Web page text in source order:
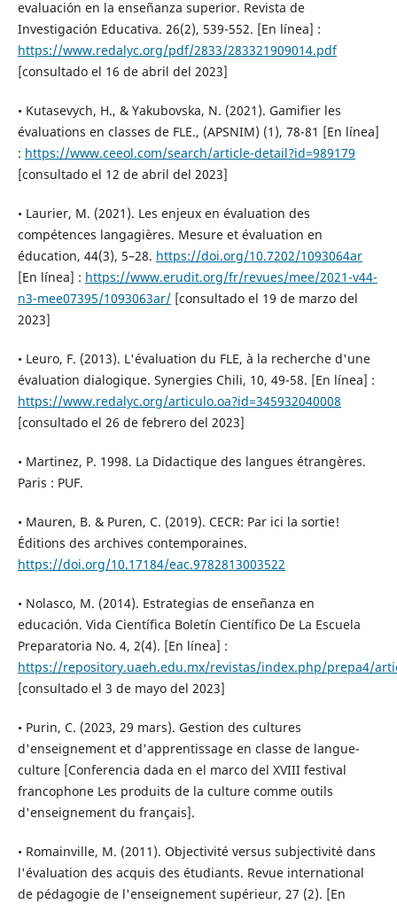
evaluación en la enseñanza superior. Revista de
Investigación Educativa. 26(2), 539-552. [En línea] :
https://www.redalyc.org/pdf/2833/283321909014.pdf
[consultado el 16 de abril del 2023]
• Kutasevych, H., & Yakubovska, N. (2021). Gamifier les
évaluations en classes de FLE., (APSNIM) (1), 78-81 [En línea]
: https://www.ceeol.com/search/article-detail?id=989179
[consultado el 12 de abril del 2023]
• Laurier, M. (2021). Les enjeux en évaluation des
compétences langagières. Mesure et évaluation en
éducation, 44(3), 5–28. https://doi.org/10.7202/1093064ar
[En línea] : https://www.erudit.org/fr/revues/mee/2021-v44-
n3-mee07395/1093063ar/[consultado el 19 de marzo del
2023]
• Leuro, F. (2013). L'évaluation du FLE, à la recherche d'une
évaluation dialogique. Synergies Chili, 10, 49-58. [En línea] :
https://www.redalyc.org/articulo.oa?id=345932040008
[consultado el 26 de febrero del 2023]
• Martinez, P. 1998. La Didactique des langues étrangères.
Paris : PUF.
• Mauren, B. & Puren, C. (2019). CECR: Par ici la sortie!
Éditions des archives contemporaines.
https://doi.org/10.17184/eac.9782813003522
• Nolasco, M. (2014). Estrategias de enseñanza en
educación. Vida Científica Boletín Científico De La Escuela
Preparatoria No. 4, 2(4). [En línea] :
https://repository.uaeh.edu.mx/revistas/index.php/prepa4/
[consultado el 3 de mayo del 2023]
• Purin, C. (2023, 29 mars). Gestion des cultures
d'enseignement et d'apprentissage en classe de langue-
culture [Conferencia dada en el marco del XVIII festival
francophone Les produits de la culture comme outils
d'enseignement du français].
• Romainville, M. (2011). Objectivité versus subjectivité dans
l'évaluation des acquis des étudiants. Revue international
de pédagogie de l'enseignement supérieur, 27 (2). [En